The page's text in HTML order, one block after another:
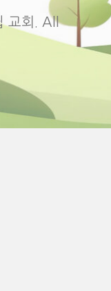
교회. All